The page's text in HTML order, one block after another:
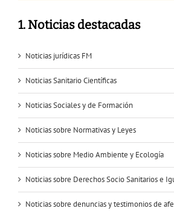
1. Noticias destacadas
Noticias jurídicas FM
Noticias Sanitario Científicas
Noticias Sociales y de Formación
Noticias sobre Normativas y Leyes
Noticias sobre Medio Ambiente y Ecología
Noticias sobre Derechos Socio Sanitarios e
Noticias sobre denuncias y testimonios de